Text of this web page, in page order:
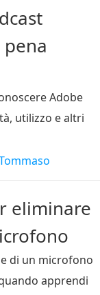
pena
Adobe
utilizzo e altri
eliminare
di un microfono
apprendi